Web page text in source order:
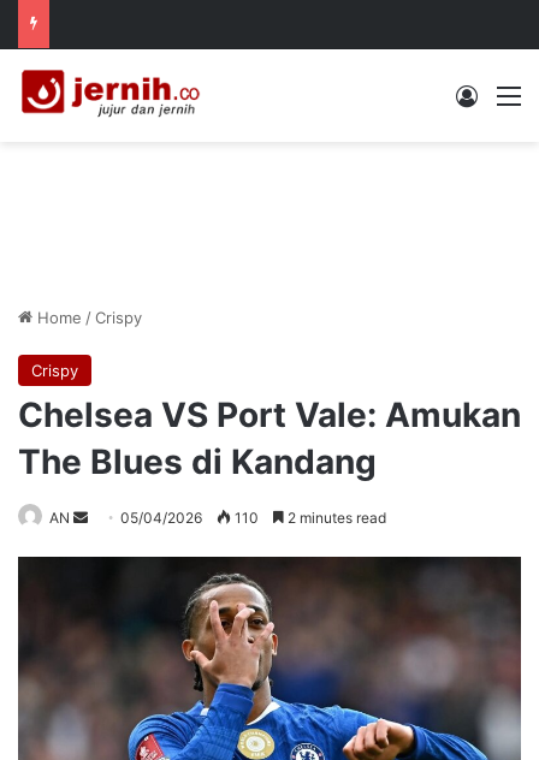
Log In
Home /Crispy
Crispy
Chelsea VS Port Vale: Amukan
The Blues di Kandang
AN
Send05/04/2026 110 2 minutes read